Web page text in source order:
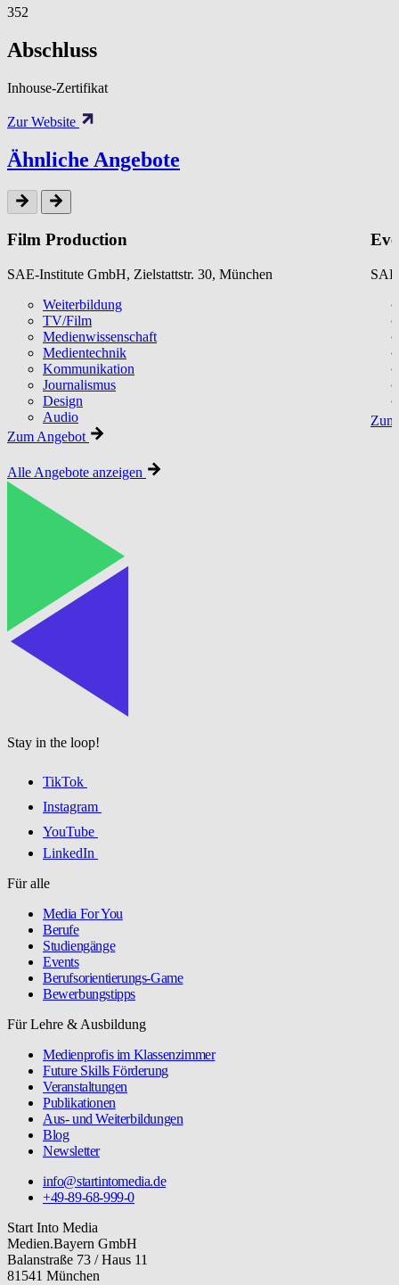
352
Abschluss
Inhouse-Zertifikat
Zur Website
Ähnliche Angebote
Film Production
SAE-Institute GmbH, Zielstattstr. 30, München
Weiterbildung
TV/Film
Medienwissenschaft
Medientechnik
Kommunikation
Journalismus
Design
Audio
Zum Angebot
Alle Angebote anzeigen
Stay in the loop!
TikTok
Instagram
YouTube
LinkedIn
Für alle
Media For You
Berufe
Studiengänge
Events
Berufsorientierungs-Game
Bewerbungstipps
Für Lehre & Ausbildung
Medienprofis im Klassenzimmer
Future Skills Förderung
Veranstaltungen
Publikationen
Aus- und Weiterbildungen
Blog
Newsletter
info@startintomedia.de
+49-89-68-999-0
Start Into Media
Medien.Bayern GmbH
Balanstraße 73 / Haus 11
81541 München